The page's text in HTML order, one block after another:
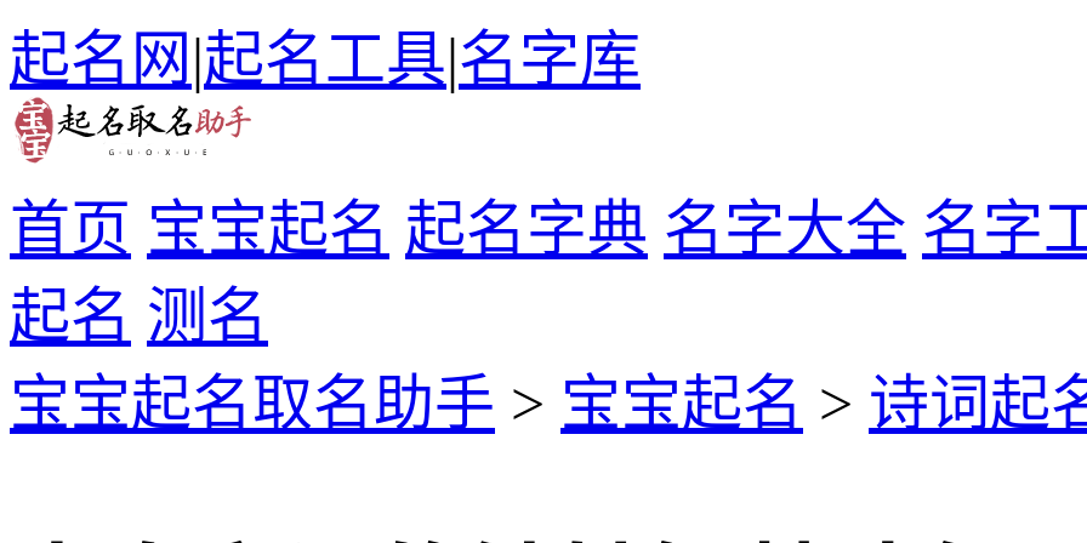
起名网|起名工具|名字库
首页 宝宝起名 起名字典 名字大全 名字
起名 测名
宝宝起名取名助手 > 宝宝起名 > 诗词起